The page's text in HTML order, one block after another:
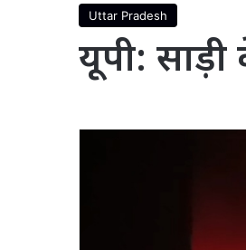
Uttar Pradesh
यूपी: